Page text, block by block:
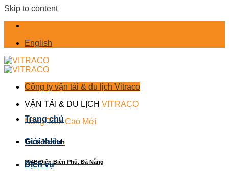
Skip to content
English
Công ty vận tải & du lịch Vitraco
VẬN TẢI & DU LỊCH VITRACO
Nâng Tầm Cao Mới
Trụ sở chính
394B Điện Biên Phủ, Đà Nẵng
Trang chủ
Giới thiệu
Dịch vụ